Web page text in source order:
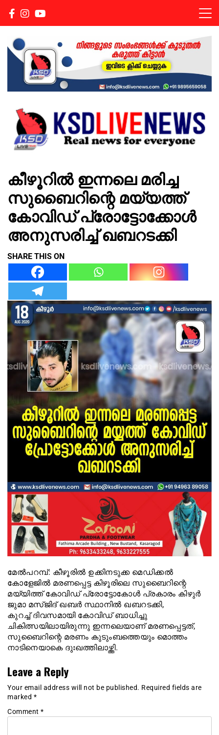
KSDLIVENEWS
കീഴൂറിൽ ഇന്നലെ മരിച്ച
സുബൈറിന്റെ മയ്യത്ത്
കോവിഡ് പ്രോട്ടോക്കോൾ
അനുസരിച്ച് ഖബറടക്കി
SHARE THIS ON
മേൽപറമ്പ്: കീഴൂരിൽ ഉക്കിനടുക്ക മെഡിക്കൽ
കോളേജിൽ മരണപ്പെട്ട കിഴൂരിലെ സുബൈറിന്റെ
മയ്യിത്ത് കോവിഡ് പ്രോട്ടോകോൾ പ്രകാരം കിഴുർ
ജുമാ മസ്ജിദ് ഖബർ സ്ഥാനിൽ ഖബറടക്കി,
കുറച്ച് ദിവസമായി കോവിഡ് ബാധിച്ചു
ചികിത്സയിലായിരുന്നു ഇന്നലെയാണ് മരണപ്പെട്ടത്,
സുബൈറിന്റെ മരണം കുടുംബത്തെയും മൊത്തം
നാടിനെയാകെ ദുഃഖത്തിലാഴ്ത്തി.
Leave a Reply
Your email address will not be published. Required fields are
marked *
Comment *